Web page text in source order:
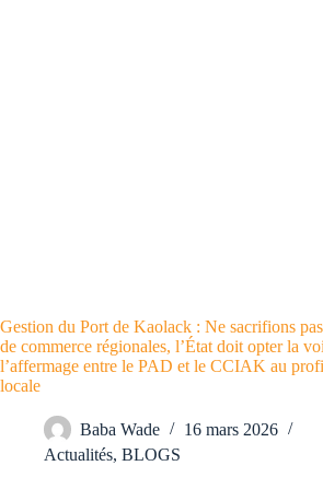
Gestion du Port de Kaolack : Ne sacrifions
de commerce régionales, l’État doit opter la
l’affermage entre le PAD et le CCIAK au
locale
Baba Wade
16 mars 2026
Actualités, BLOGS